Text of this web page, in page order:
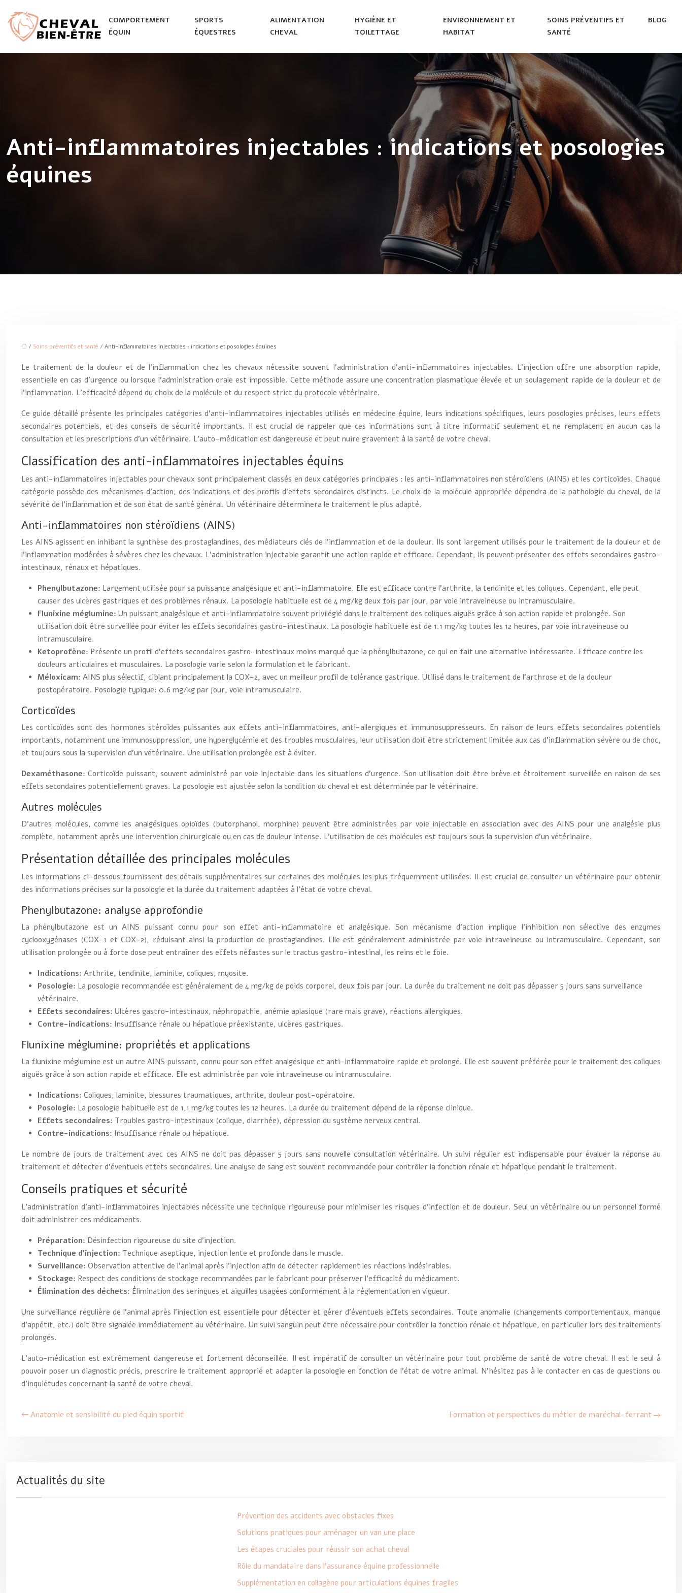
COMPORTEMENT
ÉQUIN
SPORTS
ÉQUESTRES
ALIMENTATION
CHEVAL
HYGIÈNE ET
TOILETTAGE
ENVIRONNEMENT ET
HABITAT
SOINS PRÉVENTIFS ET
SANTÉ
BLOG
Anti-inflammatoires injectables : indications et posologies
équines
/ Soins préventifs et santé / Anti-inflammatoires injectables : indications et posologies équines
Le traitement de la douleur et de l’inflammation chez les chevaux nécessite souvent l’administration d’anti-inflammatoires injectables. L’injection offre une absorption rapide,
essentielle en cas d’urgence ou lorsque l’administration orale est impossible. Cette méthode assure une concentration plasmatique élevée et un soulagement rapide de la douleur et de
l’inflammation. L’efficacité dépend du choix de la molécule et du respect strict du protocole vétérinaire.
Ce guide détaillé présente les principales catégories d’anti-inflammatoires injectables utilisés en médecine équine, leurs indications spécifiques, leurs posologies précises, leurs effets
secondaires potentiels, et des conseils de sécurité importants. Il est crucial de rappeler que ces informations sont à titre informatif seulement et ne remplacent en aucun cas la
consultation et les prescriptions d’un vétérinaire. L’auto-médication est dangereuse et peut nuire gravement à la santé de votre cheval.
Classification des anti-inflammatoires injectables équins
Les anti-inflammatoires injectables pour chevaux sont principalement classés en deux catégories principales : les anti-inflammatoires non stéroïdiens (AINS) et les corticoïdes. Chaque
catégorie possède des mécanismes d’action, des indications et des profils d’effets secondaires distincts. Le choix de la molécule appropriée dépendra de la pathologie du cheval, de la
sévérité de l’inflammation et de son état de santé général. Un vétérinaire déterminera le traitement le plus adapté.
Anti-inflammatoires non stéroïdiens (AINS)
Les AINS agissent en inhibant la synthèse des prostaglandines, des médiateurs clés de l’inflammation et de la douleur. Ils sont largement utilisés pour le traitement de la douleur et de
l’inflammation modérées à sévères chez les chevaux. L’administration injectable garantit une action rapide et efficace. Cependant, ils peuvent présenter des effets secondaires gastro-
intestinaux, rénaux et hépatiques.
Phenylbutazone: Largement utilisée pour sa puissance analgésique et anti-inflammatoire. Elle est efficace contre l’arthrite, la tendinite et les coliques. Cependant, elle peut
causer des ulcères gastriques et des problèmes rénaux. La posologie habituelle est de 4 mg/kg deux fois par jour, par voie intraveineuse ou intramusculaire.
Flunixine méglumine: Un puissant analgésique et anti-inflammatoire souvent privilégié dans le traitement des coliques aiguës grâce à son action rapide et prolongée. Son
utilisation doit être surveillée pour éviter les effets secondaires gastro-intestinaux. La posologie habituelle est de 1.1 mg/kg toutes les 12 heures, par voie intraveineuse ou
intramusculaire.
Ketoprofène: Présente un profil d’effets secondaires gastro-intestinaux moins marqué que la phénylbutazone, ce qui en fait une alternative intéressante. Efficace contre les
douleurs articulaires et musculaires. La posologie varie selon la formulation et le fabricant.
Méloxicam: AINS plus sélectif, ciblant principalement la COX-2, avec un meilleur profil de tolérance gastrique. Utilisé dans le traitement de l’arthrose et de la douleur
postopératoire. Posologie typique: 0.6 mg/kg par jour, voie intramusculaire.
Corticoïdes
Les corticoïdes sont des hormones stéroïdes puissantes aux effets anti-inflammatoires, anti-allergiques et immunosuppresseurs. En raison de leurs effets secondaires potentiels
importants, notamment une immunosuppression, une hyperglycémie et des troubles musculaires, leur utilisation doit être strictement limitée aux cas d’inflammation sévère ou de choc,
et toujours sous la supervision d’un vétérinaire. Une utilisation prolongée est à éviter.
Dexaméthasone:Corticoïde puissant, souvent administré par voie injectable dans les situations d’urgence. Son utilisation doit être brève et étroitement surveillée en raison de ses
effets secondaires potentiellement graves. La posologie est ajustée selon la condition du cheval et est déterminée par le vétérinaire.
Autres molécules
D’autres molécules, comme les analgésiques opioïdes (butorphanol, morphine) peuvent être administrées par voie injectable en association avec des AINS pour une analgésie plus
complète, notamment après une intervention chirurgicale ou en cas de douleur intense. L’utilisation de ces molécules est toujours sous la supervision d’un vétérinaire.
Présentation détaillée des principales molécules
Les informations ci-dessous fournissent des détails supplémentaires sur certaines des molécules les plus fréquemment utilisées. Il est crucial de consulter un vétérinaire pour obtenir
des informations précises sur la posologie et la durée du traitement adaptées à l’état de votre cheval.
Phenylbutazone: analyse approfondie
La phénylbutazone est un AINS puissant connu pour son effet anti-inflammatoire et analgésique. Son mécanisme d’action implique l’inhibition non sélective des enzymes
cyclooxygénases (COX-1 et COX-2), réduisant ainsi la production de prostaglandines. Elle est généralement administrée par voie intraveineuse ou intramusculaire. Cependant, son
utilisation prolongée ou à forte dose peut entraîner des effets néfastes sur le tractus gastro-intestinal, les reins et le foie.
Indications: Arthrite, tendinite, laminite, coliques, myosite.
Posologie: La posologie recommandée est généralement de 4 mg/kg de poids corporel, deux fois par jour. La durée du traitement ne doit pas dépasser 5 jours sans surveillance
vétérinaire.
Effets secondaires: Ulcères gastro-intestinaux, néphropathie, anémie aplasique (rare mais grave), réactions allergiques.
Contre-indications: Insuffisance rénale ou hépatique préexistante, ulcères gastriques.
Flunixine méglumine: propriétés et applications
La flunixine méglumine est un autre AINS puissant, connu pour son effet analgésique et anti-inflammatoire rapide et prolongé. Elle est souvent préférée pour le traitement des coliques
aiguës grâce à son action rapide et efficace. Elle est administrée par voie intraveineuse ou intramusculaire.
Indications: Coliques, laminite, blessures traumatiques, arthrite, douleur post-opératoire.
Posologie: La posologie habituelle est de 1,1 mg/kg toutes les 12 heures. La durée du traitement dépend de la réponse clinique.
Effets secondaires: Troubles gastro-intestinaux (colique, diarrhée), dépression du système nerveux central.
Contre-indications: Insuffisance rénale ou hépatique.
Le nombre de jours de traitement avec ces AINS ne doit pas dépasser 5 jours sans nouvelle consultation vétérinaire. Un suivi régulier est indispensable pour évaluer la réponse au
traitement et détecter d’éventuels effets secondaires. Une analyse de sang est souvent recommandée pour contrôler la fonction rénale et hépatique pendant le traitement.
Conseils pratiques et sécurité
L’administration d’anti-inflammatoires injectables nécessite une technique rigoureuse pour minimiser les risques d’infection et de douleur. Seul un vétérinaire ou un personnel formé
doit administrer ces médicaments.
Préparation: Désinfection rigoureuse du site d’injection.
Technique d’injection: Technique aseptique, injection lente et profonde dans le muscle.
Surveillance: Observation attentive de l’animal après l’injection afin de détecter rapidement les réactions indésirables.
Stockage: Respect des conditions de stockage recommandées par le fabricant pour préserver l’efficacité du médicament.
Élimination des déchets: Élimination des seringues et aiguilles usagées conformément à la réglementation en vigueur.
Une surveillance régulière de l’animal après l’injection est essentielle pour détecter et gérer d’éventuels effets secondaires. Toute anomalie (changements comportementaux, manque
d’appétit, etc.) doit être signalée immédiatement au vétérinaire. Un suivi sanguin peut être nécessaire pour contrôler la fonction rénale et hépatique, en particulier lors des traitements
prolongés.
L’auto-médication est extrêmement dangereuse et fortement déconseillée. Il est impératif de consulter un vétérinaire pour tout problème de santé de votre cheval. Il est le seul à
pouvoir poser un diagnostic précis, prescrire le traitement approprié et adapter la posologie en fonction de l’état de votre animal. N’hésitez pas à le contacter en cas de questions ou
d’inquiétudes concernant la santé de votre cheval.
Anatomie et sensibilité du pied équin sportif Formation et perspectives du métier de maréchal-ferrant
Actualités du site
Prévention des accidents avec obstacles fixes
Solutions pratiques pour aménager un van une place
Les étapes cruciales pour réussir son achat cheval
Rôle du mandataire dans l’assurance équine professionnelle
Supplémentation en collagène pour articulations équines fragiles